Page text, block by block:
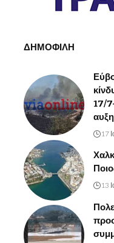
ΔΗΜΟΦΙΛΗ
17/
17
13